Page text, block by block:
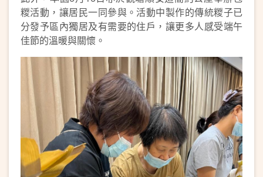
糉活動，讓居民一同參與。活動中製作的傳統糉子已
分發予區內獨居及有需要的住戶，讓更多人感受端午
佳節的溫暖與關懷。